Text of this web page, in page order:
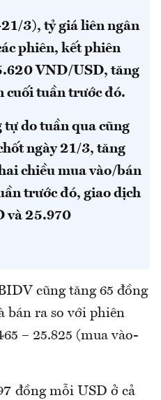
3), tỷ giá liên ngân
phiên, kết phiên
VND/USD, tăng
cuối tuần trước đó.
do tuần qua cũng
ngày 21/3, tăng
chiều mua vào/bán
trước đó, giao dịch
và 25.970
cũng tăng 65 đồng
bán ra so với phiên
– 25.825 (mua vào-
đồng mỗi USD ở cả